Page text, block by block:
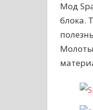
Мод
блока.
Молоты